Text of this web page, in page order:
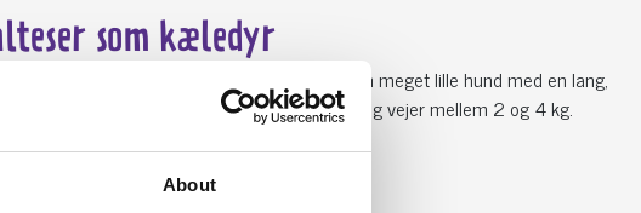
About
som kæledyr
du formentlig allerede, at malteseren er en meget lille hund med en lang,
race bliver typisk mellem 20 og 25 cm høje og vejer mellem 2 og 4 kg.